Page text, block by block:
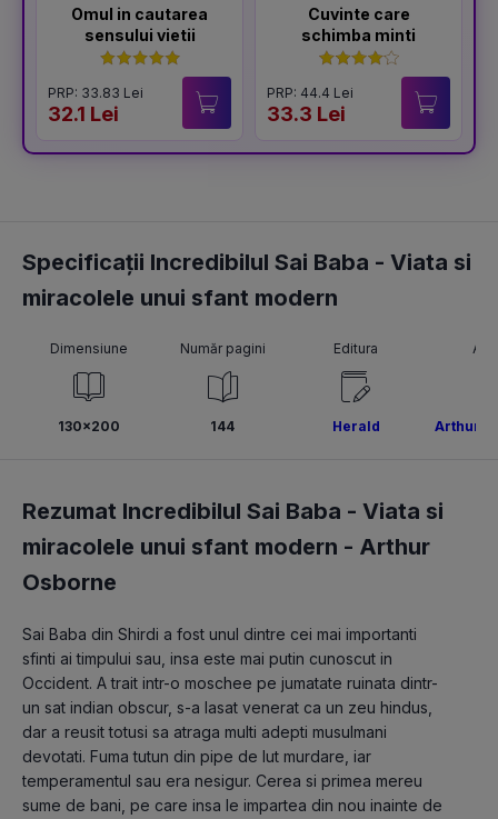
Omul in cautarea
sensului vietii
PRP: 33.83 Lei
32.1 Lei
Cuvinte care
schimba minti
PRP: 44.4 Lei
33.3 Lei
Specificații Incredibilul Sai Baba - Viata si
miracolele unui sfant modern
Dimensiune
130x200
Număr pagini
144
Editura
Herald Arthur
Rezumat Incredibilul Sai Baba - Viata si
miracolele unui sfant modern - Arthur
Osborne
Sai Baba din Shirdi a fost unul dintre cei mai importanti
sfinti ai timpului sau, insa este mai putin cunoscut in
Occident. A trait intr-o moschee pe jumatate ruinata dintr-
un sat indian obscur, s-a lasat venerat ca un zeu hindus,
dar a reusit totusi sa atraga multi adepti musulmani
devotati. Fuma tutun din pipe de lut murdare, iar
temperamentul sau era nesigur. Cerea si primea mereu
sume de bani, pe care insa le impartea din nou inainte de